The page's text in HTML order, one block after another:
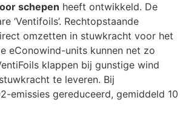
schepen heeft ontwikkeld. De
‘Ventifoils’. Rechtopstaande
omzetten in stuwkracht voor het
eConowind-units kunnen net zo
klappen bij gunstige wind
te leveren. Bij
emissies gereduceerd, gemiddeld 10